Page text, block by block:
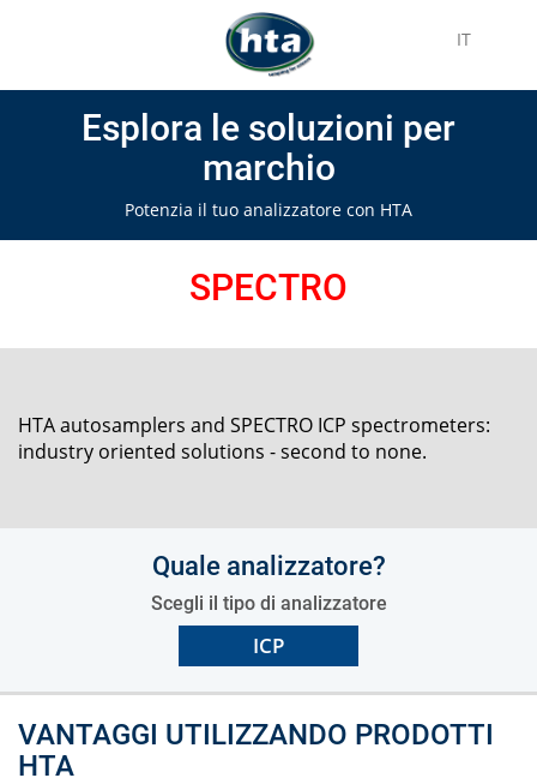
IT
Esplora le soluzioni per
marchio
Potenzia il tuo analizzatore con HTA
SPECTRO
HTA autosamplers and SPECTRO ICP spectrometers:
industry oriented solutions - second to none.
Quale analizzatore?
Scegli il tipo di analizzatore
ICP
VANTAGGI UTILIZZANDO PRODOTTI
HTA